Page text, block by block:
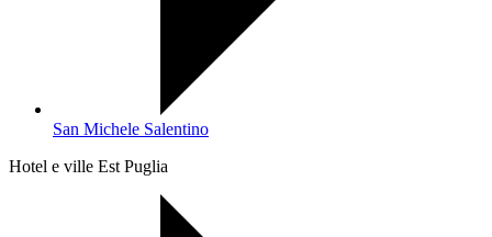
San Michele Salentino
Hotel e ville Est Puglia